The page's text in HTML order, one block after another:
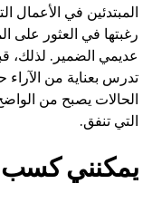
المبتدئين في الأعمال
رغبتها في العثور على
عديمي الضمير. لذلك،
تدرس بعناية من
الحالات يصبح من
التي تنفق.
يمكنني كسب